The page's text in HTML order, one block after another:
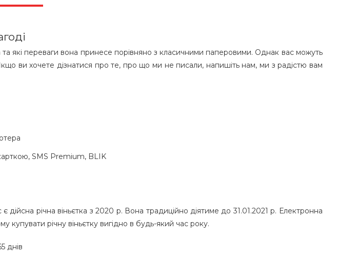
які переваги вона принесе порівняно з класичними паперовими. Однак вас можуть
ви хочете дізнатися про те, про що ми не писали, напишіть нам, ми з радістю вам
SMS Premium, BLIK
річна віньєтка з 2020 р. Вона традиційно діятиме до 31.01.2021 р. Електронна
купувати річну віньєтку вигідно в будь-який час року.
днів